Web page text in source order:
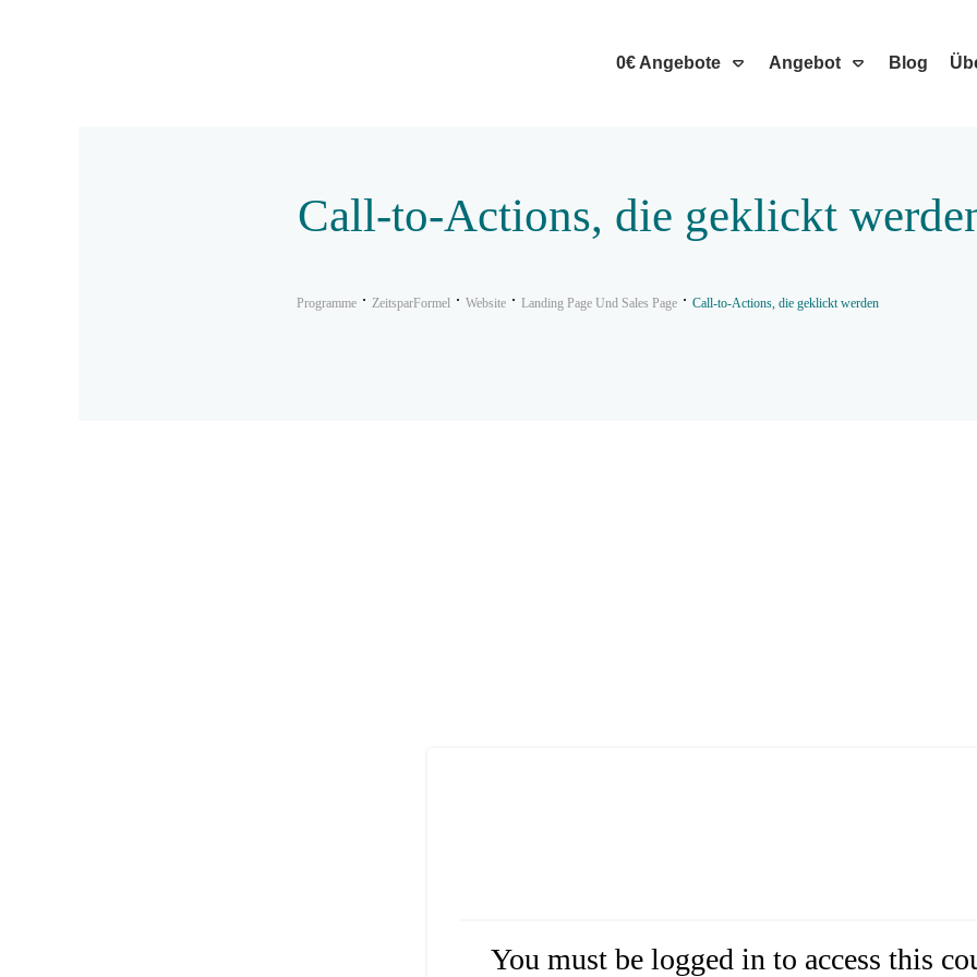
0€ Angebote Angebot Blog
Call-to-Actions, die geklickt
Programme ZeitsparFormel Website Landing Page Und Sales Page Call-to-Actions, die geklickt werden
You must be logged in to access this